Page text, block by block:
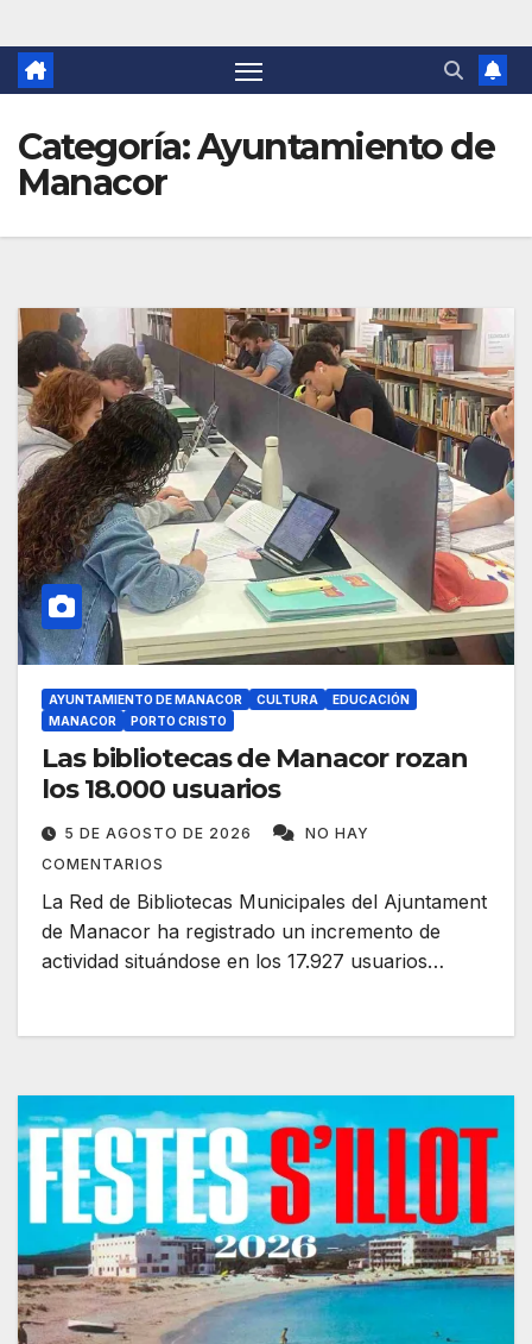
Categoría:Ayuntamiento de
Manacor
AYUNTAMIENTO DE MANACOR CULTURA
EDUCACIÓN
MANACOR
PORTO CRISTO
Las bibliotecas de Manacor rozan
los 18.000 usuarios
5 DE AGOSTO DE 2026
NO HAY
COMENTARIOS
La Red de Bibliotecas Municipales del Ajuntament
de Manacor ha registrado un incremento de
actividad situándose en los 17.927 usuarios…